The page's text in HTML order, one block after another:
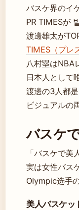
バスケ界のイ
PR TIMESが
渡邊雄太が
TIMES（プレ
八村塁はNBA
日本人として
渡邊の3人都
ビジュアルの
バスケ
「バスケで美
実は女性バス
Olympic选手
美人バスケッ